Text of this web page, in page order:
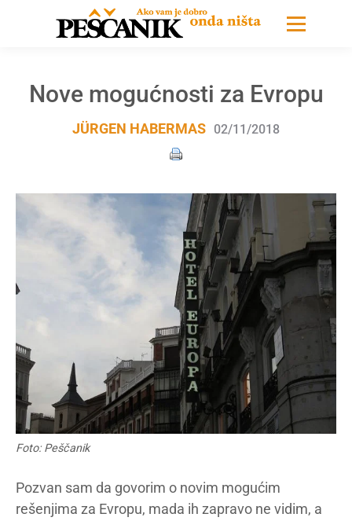
Nove mogućnosti za Evropu
JÜRGEN HABERMAS 02/11/2018
Foto: Peščanik
Pozvan sam da govorim o novim mogućim
rešenjima za Evropu, mada ih zapravo ne vidim, a